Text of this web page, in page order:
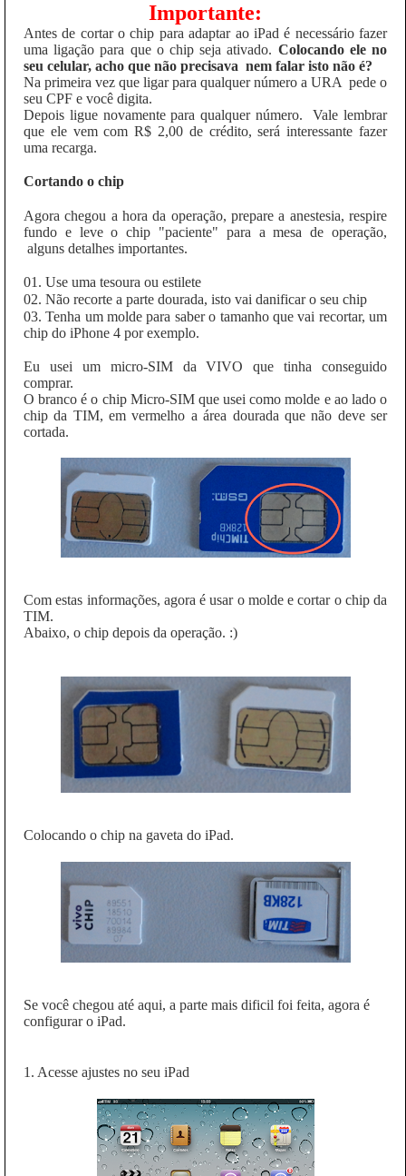
Importante:
Antes de cortar o chip para adaptar ao iPad é necessário fazer
uma ligação para que o chip seja ativado. Colocando ele no
seu celular, acho que não precisava nem falar isto não é?
Na primeira vez que ligar para qualquer número a URA pede o
seu CPF e você digita.
Depois ligue novamente para qualquer número. Vale lembrar
que ele vem com R$ 2,00 de crédito, será interessante fazer
uma recarga.
Cortando o chip
Agora chegou a hora da operação, prepare a anestesia, respire
fundo e leve o chip "paciente" para a mesa de operação,
alguns detalhes importantes.
01. Use uma tesoura ou estilete
02. Não recorte a parte dourada, isto vai danificar o seu chip
03. Tenha um molde para saber o tamanho que vai recortar, um
chip do iPhone 4 por exemplo.
Eu usei um micro-SIM da VIVO que tinha conseguido
comprar.
O branco é o chip Micro-SIM que usei como molde e ao lado o
chip da TIM, em vermelho a área dourada que não deve ser
cortada.
Com estas informações, agora é usar o molde e cortar o chip da
TIM.
Abaixo, o chip depois da operação. :)
Colocando o chip na gaveta do iPad.
Se você chegou até aqui, a parte mais dificil foi feita, agora é
configurar o iPad.
1. Acesse ajustes no seu iPad